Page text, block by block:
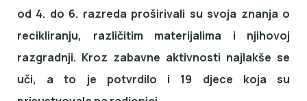
od 4. do 6. razreda proširivali su svoja znanja o
recikliranju, različitim materijalima i njihovoj
razgradnji. Kroz zabavne aktivnosti najlakše se
uči, a to je potvrdilo i 19 djece koja su